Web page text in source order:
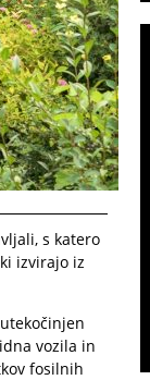
s katero
izvirajo iz
vozila in
fosilnih